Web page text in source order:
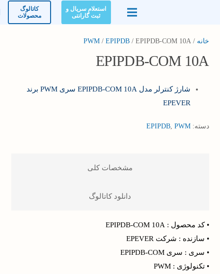
استعلام سریال و
ثبت گارانتی
کاتالوگ
محصولات
خانه /
PWM/ EPIPDB/ EPIPDB-COM 10A
EPIPDB-COM 10A
شارژ کنترلر مدل EPIPDB-COM 10A سری PWM برند
EPEVER
دسته: EPIPDB, PWM
مشخصات کلی
دانلود کاتالوگ
• کد محصول : EPIPDB-COM 10A
• سازنده : شرکت EPEVER
• سری : سری EPIPDB-COM
• تکنولوژی : PWM